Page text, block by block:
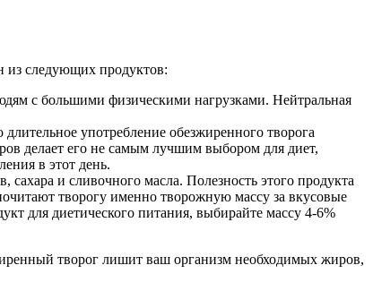
из следующих продуктов:
с большими физическими нагрузками. Нейтральная
употребление обезжиренного творога
делает его не самым лучшим выбором для диет,
в этот день.
и сливочного масла. Полезность этого продукта
творогу именно творожную массу за вкусовые
для диетического питания, выбирайте массу 4-6%
творог лишит ваш организм необходимых жиров,